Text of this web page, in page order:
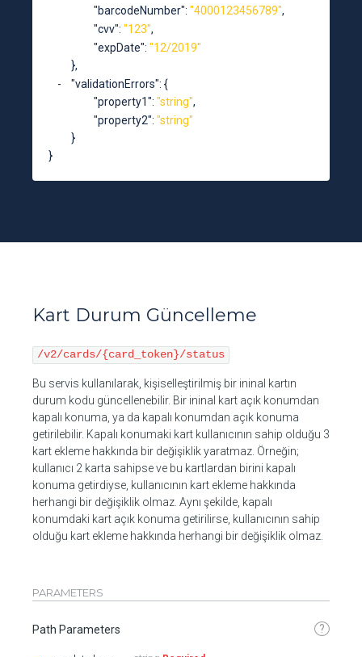
"barcodeNumber": "4000123456789",
"cvv": "123",
"expDate": "12/2019"
},
"validationErrors": {
"property1": "string",
"property2": "string"
}
}
Kart Durum Güncelleme
/v2/cards/{card_token}/status
Bu servis kullanılarak, kişiselleştirilmiş bir ininal kartın
durum kodu güncellenebilir. Bir ininal kart açık konumdan
kapalı konuma, ya da kapalı konumdan açık konuma
getirilebilir. Kapalı konumaki kart kullanıcının sahip olduğu 3
kart ekleme hakkında bir değişiklik yaratmaz. Örneğin;
kullanıcı 2 karta sahipse ve bu kartlardan birini kapalı
konuma getirdiyse, kullanıcının kart ekleme hakkında
herhangi bir değişiklik olmaz. Aynı şekilde, kapalı
konumdaki kart açık konuma getirilirse, kullanıcının sahip
olduğu kart ekleme hakkında herhangi bir değişiklik olmaz.
PARAMETERS
Path Parameters ?